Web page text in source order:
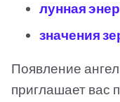
лунная
значения
Появление
приглашает вас